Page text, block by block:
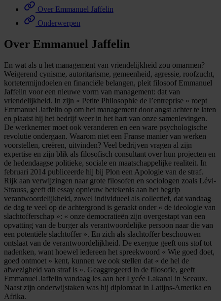
Over Emmanuel Jaffelin
Onderwerpen
Over Emmanuel Jaffelin
En wat als u het management van vriendelijkheid zou omarmen?
Weigerend cynisme, autoritarisme, gemeenheid, agressie, roofzucht,
kortetermijndoelen en financiële belangen, pleit filosoof Emmanuel
Jaffelin voor een nieuwe vorm van management: dat van
vriendelijkheid. In zijn « Petite Philosophie de l’entreprise » roept
Emmanuel Jaffelin op om het management door angst achter te laten
en plaatst hij het bedrijf weer in het hart van onze samenlevingen.
De werknemer moet ook veranderen en een ware psychologische
revolutie ondergaan. Waarom niet een Franse manier van werken
voorstellen, creëren, uitvinden? Veel bedrijven vragen al zijn
expertise en zijn blik als filosofisch consultant over hun projecten en
de hedendaagse politieke, sociale en maatschappelijke realiteit. In
februari 2014 publiceerde hij bij Plon een Apologie van de straf.
Rijk aan verwijzingen naar grote filosofen en sociologen zoals Lévi-
Strauss, geeft dit essay opnieuw betekenis aan het begrip
verantwoordelijkheid, zowel individueel als collectief, dat vandaag
de dag te veel op de achtergrond is geraakt onder « de ideologie van
slachtofferschap »: « onze democratieën zijn overgestapt van een
opvatting van de burger als verantwoordelijke persoon naar die van
een potentiële slachtoffer ». En zich als slachtoffer beschouwen
ontslaat van de verantwoordelijkheid. De exergue geeft ons stof tot
nadenken, want hoewel iedereen het spreekwoord « Wie goed doet,
goed ontmoet » kent, kunnen we ook stellen dat « de hel de
afwezigheid van straf is ». Geaggregeerd in de filosofie, geeft
Emmanuel Jaffelin vandaag les aan het Lycée Lakanal in Sceaux.
Naast zijn onderwijstaken was hij diplomaat in Latijns-Amerika en
Afrika.